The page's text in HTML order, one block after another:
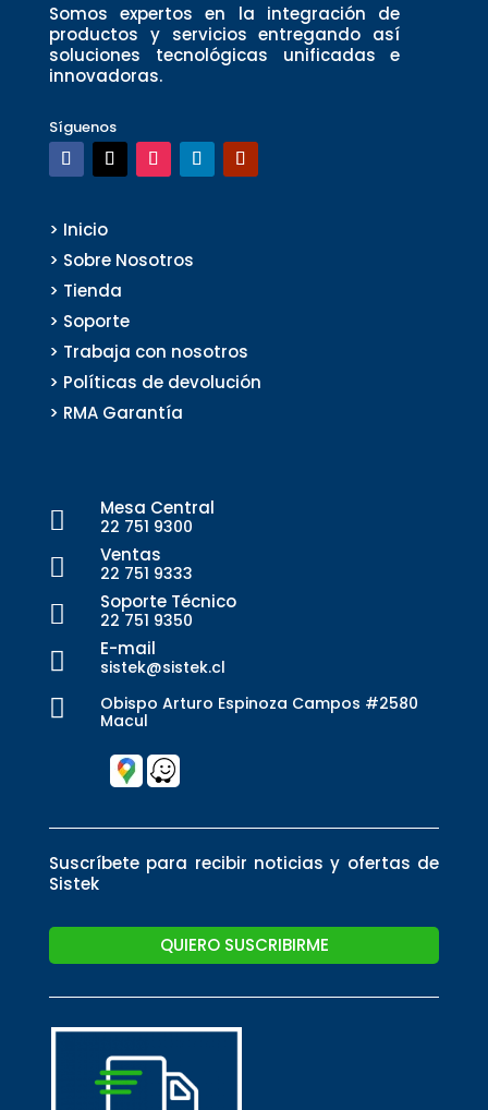
Somos expertos en la integración de
productos y servicios entregando así
soluciones tecnológicas unificadas e
innovadoras.
Síguenos
> Inicio
> Sobre Nosotros
> Tienda
> Soporte
> Trabaja con nosotros
> Políticas de devolución
> RMA Garantía
 Mesa Central
22 751 9300
 Ventas
22 751 9333
 Soporte Técnico
22 751 9350
 E-mail
sistek@sistek.cl

Obispo Arturo Espinoza Campos #2580
Macul
Suscríbete para recibir noticias y ofertas de
Sistek
QUIERO SUSCRIBIRME